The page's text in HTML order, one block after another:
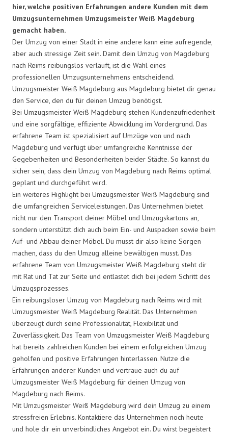
hier, welche positiven Erfahrungen andere Kunden mit dem
Umzugsunternehmen Umzugsmeister Weiß Magdeburg
gemacht haben.
Der Umzug von einer Stadt in eine andere kann eine aufregende,
aber auch stressige Zeit sein. Damit dein Umzug von Magdeburg
nach Reims reibungslos verläuft, ist die Wahl eines
professionellen Umzugsunternehmens entscheidend.
Umzugsmeister Weiß Magdeburg aus Magdeburg bietet dir genau
den Service, den du für deinen Umzug benötigst.
Bei Umzugsmeister Weiß Magdeburg stehen Kundenzufriedenheit
und eine sorgfältige, effiziente Abwicklung im Vordergrund. Das
erfahrene Team ist spezialisiert auf Umzüge von und nach
Magdeburg und verfügt über umfangreiche Kenntnisse der
Gegebenheiten und Besonderheiten beider Städte. So kannst du
sicher sein, dass dein Umzug von Magdeburg nach Reims optimal
geplant und durchgeführt wird.
Ein weiteres Highlight bei Umzugsmeister Weiß Magdeburg sind
die umfangreichen Serviceleistungen. Das Unternehmen bietet
nicht nur den Transport deiner Möbel und Umzugskartons an,
sondern unterstützt dich auch beim Ein- und Auspacken sowie beim
Auf- und Abbau deiner Möbel. Du musst dir also keine Sorgen
machen, dass du den Umzug alleine bewältigen musst. Das
erfahrene Team von Umzugsmeister Weiß Magdeburg steht dir
mit Rat und Tat zur Seite und entlastet dich bei jedem Schritt des
Umzugsprozesses.
Ein reibungsloser Umzug von Magdeburg nach Reims wird mit
Umzugsmeister Weiß Magdeburg Realität. Das Unternehmen
überzeugt durch seine Professionalität, Flexibilität und
Zuverlässigkeit. Das Team von Umzugsmeister Weiß Magdeburg
hat bereits zahlreichen Kunden bei einem erfolgreichen Umzug
geholfen und positive Erfahrungen hinterlassen. Nutze die
Erfahrungen anderer Kunden und vertraue auch du auf
Umzugsmeister Weiß Magdeburg für deinen Umzug von
Magdeburg nach Reims.
Mit Umzugsmeister Weiß Magdeburg wird dein Umzug zu einem
stressfreien Erlebnis. Kontaktiere das Unternehmen noch heute
und hole dir ein unverbindliches Angebot ein. Du wirst begeistert